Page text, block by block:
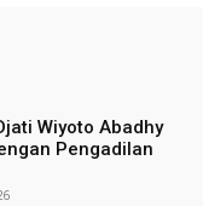
Wiyoto Abadhy
Pengadilan